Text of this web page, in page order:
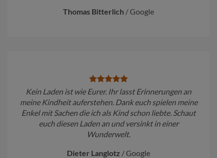
Thomas Bitterlich / Google
Kein Laden ist wie Eurer. Ihr lasst Erinnerungen an
meine Kindheit auferstehen. Dank euch spielen meine
Enkel mit Sachen die ich als Kind schon liebte. Schaut
euch diesen Laden an und versinkt in einer
Wunderwelt.
Dieter Langlotz / Google